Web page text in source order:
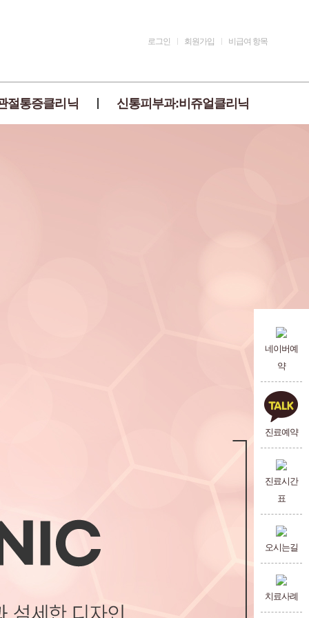
로그인 회원가입 비급여 항목
절통증클리닉 신통피부과:비쥬얼클리닉
네이버예
약
진료예약
진료시간
표
오시는길
치료사례